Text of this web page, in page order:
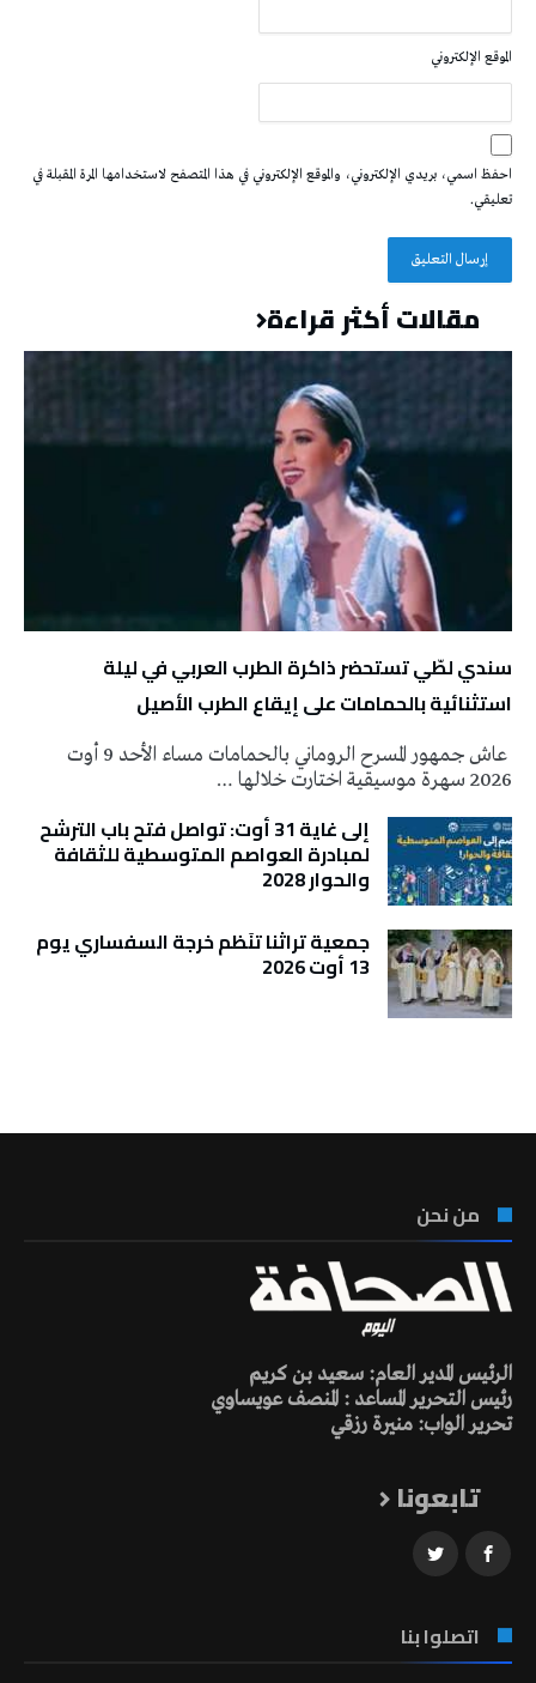
الموقع الإلكتروني
احفظ اسمي، بريدي الإلكتروني، والموقع الإلكتروني في هذا المتصفح لاستخدامها المرة المقبلة في
تعليقي.
مقالات أكثر قراءة
سندي لطّي تستحضر ذاكرة الطرب العربي في ليلة
استثنائية بالحمامات على إيقاع الطرب الأصيل
عاش جمهور المسرح الروماني بالحمامات مساء الأحد 9 أوت
2026 سهرة موسيقية اختارت خلالها …
إلى غاية 31 أوت: تواصل فتح باب الترشح
لمبادرة العواصم المتوسطية للثقافة
والحوار 2028
جمعية تراثنا تنَظم خرجة السفساري يوم
13 أوت 2026
من نحن
الرئيس المدير العام: سعيد بن كريم
رئيس التحرير المساعد : المنصف عويساوي
تحرير الواب: منيرة رزقي
تابعونا
اتصلوا بنا